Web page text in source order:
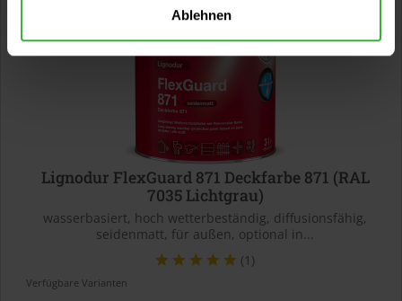
Ablehnen
Lignodur FlexGuard 871 Deckfarbe 871 (RAL
7035 Lichtgrau)
wasserbasiert, hoch wetterbeständig, diffusionsfähig,
seidenmatt, für außen, optional in...
(1)
Verfügbare Varianten